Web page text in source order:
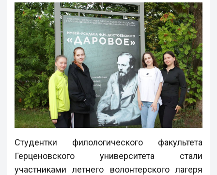
Студентки филологического факультета
Герценовского университета стали
участниками летнего волонтерского лагеря